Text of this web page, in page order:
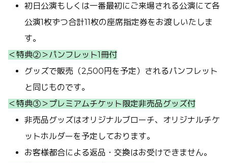
初日公演もしくは一番最初にご来場される公演にて各
公演1枚ずつ合計11枚の座席指定券をお渡しいたしま
す。
＜特典②＞パンフレット1冊付
グッズで販売（2,500円を予定）されるパンフレット
と同じものです。
＜特典③＞プレミアムチケット限定非売品グッズ付
非売品グッズはオリジナルブローチ、オリジナルチケ
ットホルダーを予定しております。
お客様都合による返品・交換はお受けできません。